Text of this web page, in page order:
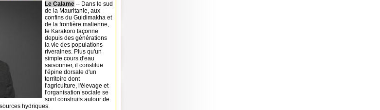
Le Calame -- Dans le sud
de la Mauritanie, aux
confins du Guidimakha et
de la frontière malienne,
le Karakoro façonne
depuis des générations
la vie des populations
riveraines. Plus qu'un
simple cours d'eau
saisonnier, il constitue
l'épine dorsale d'un
territoire dont
l'agriculture, l'élevage et
l'organisation sociale se
sont construits autour de
hydriques.